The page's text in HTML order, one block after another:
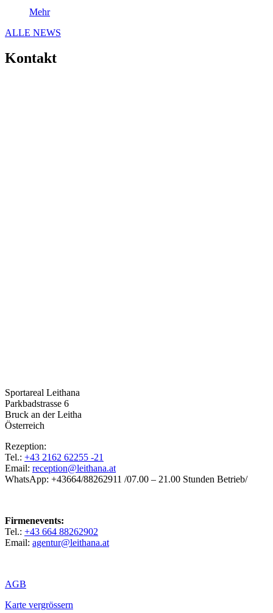
Mehr
ALLE NEWS
Kontakt
Sportareal Leithana
Parkbadstrasse 6
Bruck an der Leitha
Österreich
Rezeption:
Tel.: +43 2162 62255 -21
Email: reception@leithana.at
WhatsApp: +43664/88262911 /07.00 – 21.00 Stunden Betrieb/
Firmenevents:
Tel.: +43 664 88262902
Email: agentur@leithana.at
AGB
Karte vergrössern